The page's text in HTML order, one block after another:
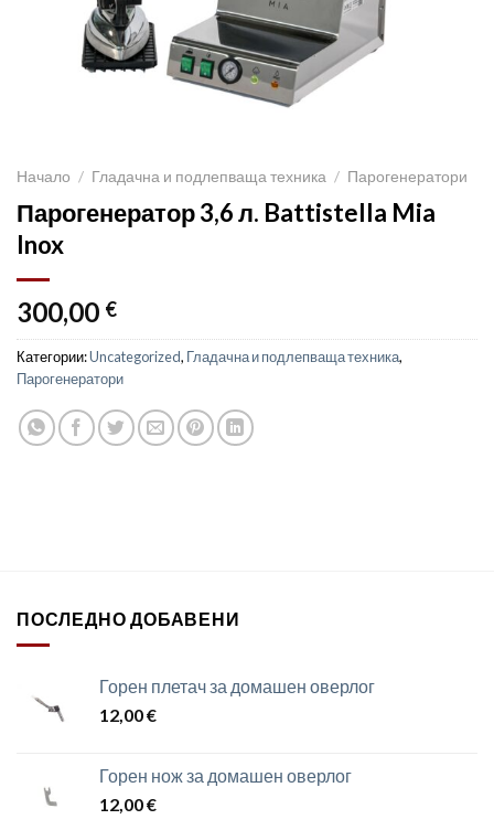
Начало / Гладачна и подлепваща техника / Парогенератори
Парогенератор 3,6 л. Battistella Mia
Inox
300,00 €
Категории:Uncategorized, Гладачна и подлепваща техника,
Парогенератори
ПОСЛЕДНО ДОБАВЕНИ
Горен плетач за домашен оверлог
12,00€
Горен нож за домашен оверлог
12,00€